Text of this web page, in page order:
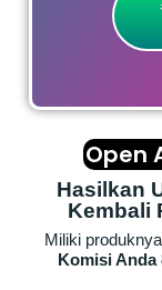
Open
Hasilkan
Kembali
Miliki
Komisi Anda